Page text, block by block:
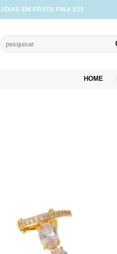
JOIAS EM PRATA FINA 925
Pesquisar
por:
HOME